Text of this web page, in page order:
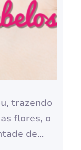
trazendo
flores, o
de